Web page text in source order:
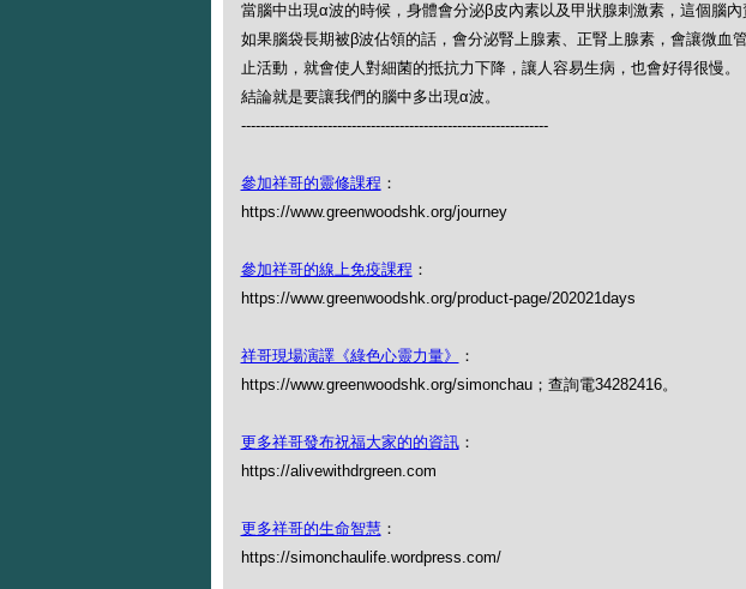
當腦中出現α波的時候，身體會分泌β皮內素以及甲狀腺刺激素，這個腦內
如果腦袋長期被β波佔領的話，會分泌腎上腺素、正腎上腺素，會讓微血
止活動，就會使人對細菌的抵抗力下降，讓人容易生病，也會好得很慢。
結論就是要讓我們的腦中多出現α波。
----------------------------------------------------------------
參加祥哥的靈修課程 ：
https://www.greenwoodshk.org/journey
參加祥哥的線上免疫課程 ：
https://www.greenwoodshk.org/product-page/202021days
祥哥現場演譯《綠色心靈力量》
：
https://www.greenwoodshk.org/simonchau；查詢電34282416。
更多祥哥發布祝福大家的的資訊：
https://alivewithdrgreen.com
更多祥哥的生命智慧：
https://simonchaulife.wordpress.com/